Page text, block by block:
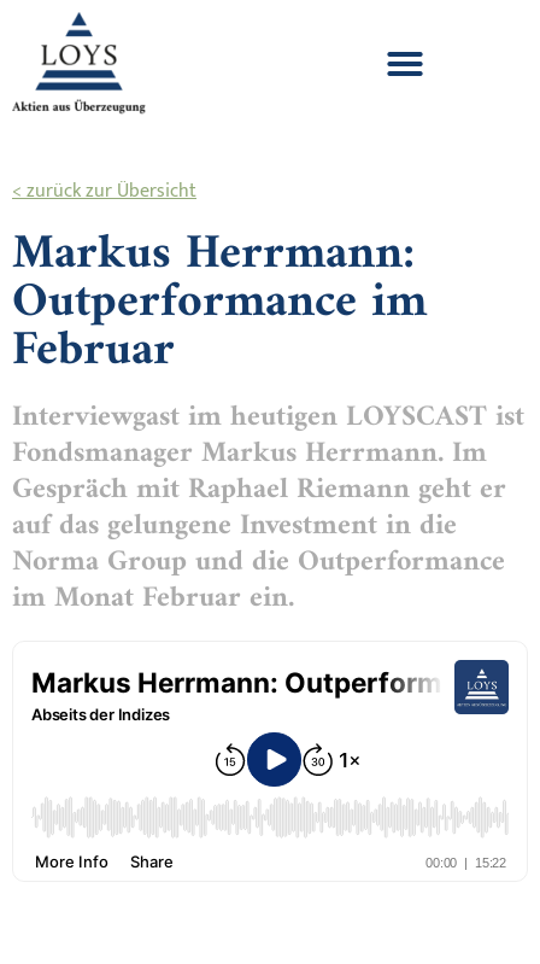
< zurück zur Übersicht
Markus Herrmann:
Outperformance im
Februar
Interviewgast im heutigen LOYSCAST ist
Fondsmanager Markus Herrmann. Im
Gespräch mit Raphael Riemann geht er
auf das gelungene Investment in die
Norma Group und die Outperformance
im Monat Februar ein.